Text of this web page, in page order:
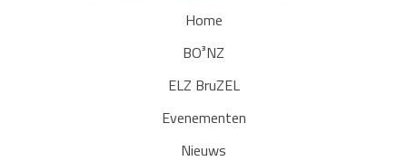
Home
BO³NZ
ELZ BruZEL
Evenementen
Nieuws